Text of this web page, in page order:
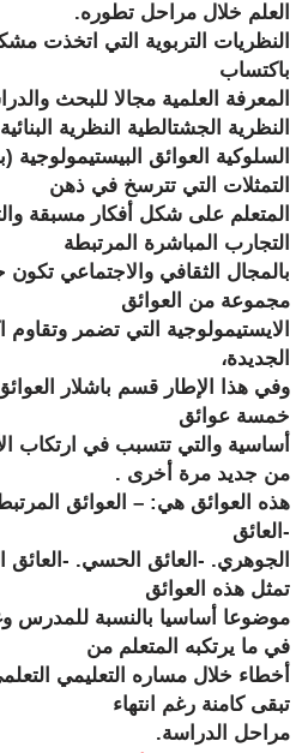
العلم خلال مراحل تطوره.
النظريات التربوية التي اتخذت
باكتساب
المعرفة العلمية مجالا للبحث
النظرية الجشتالطية النظرية
السلوكية العوائق البيستيمولوجية
التمثلات التي تترسخ في ذهن
المتعلم على شكل أفكار مسبقة
التجارب المباشرة المرتبطة
بالمجال الثقافي والاجتماعي
مجموعة من العوائق
الايستيمولوجية التي تضمر
الجديدة،
وفي هذا الإطار قسم باشلار
خمسة عوائق
أساسية والتي تتسبب في ارتكاب
من جديد مرة أخرى .
هذه العوائق هي: – العوائق
-العائق
الجوهري. -العائق الحسي. -العائق
تمثل هذه العوائق
موضوعا أساسيا بالنسبة للمدرس
في ما يرتكبه المتعلم من
أخطاء خلال مساره التعليمي
تبقى كامنة رغم انتهاء
مراحل الدراسة.